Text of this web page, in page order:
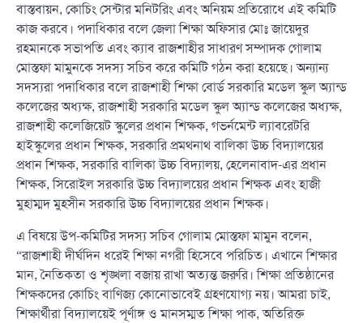
বাস্তবায়ন, কোচিং সেন্টার মনিটরিং এবং অনিয়ম প্রতিরোধে এই কমিটি
কাজ করবে। পদাধিকার বলে জেলা শিক্ষা অফিসার মোঃ জায়েদুর
রহমানকে সভাপতি এবং ক্যাব রাজশাহীর সাধারণ সম্পাদক গোলাম
মোস্তফা মামুনকে সদস্য সচিব করে কমিটি গঠন করা হয়েছে। অন্যান্য
সদস্যরা পদাধিকার বলে রাজশাহী শিক্ষা বোর্ড সরকারি মডেল স্কুল অ্যান্ড
কলেজের অধ্যক্ষ, রাজশাহী সরকারি মডেল স্কুল অ্যান্ড কলেজের অধ্যক্ষ,
রাজশাহী কলেজিয়েট স্কুলের প্রধান শিক্ষক, গভর্নমেন্ট ল্যাবরেটরি
হাইস্কুলের প্রধান শিক্ষক, সরকারি প্রমথনাথ বালিকা উচ্চ বিদ্যালয়ের
প্রধান শিক্ষক, সরকারি বালিকা উচ্চ বিদ্যালয়, হেলেনাবাদ-এর প্রধান
শিক্ষক, সিরোইল সরকারি উচ্চ বিদ্যালয়ের প্রধান শিক্ষক এবং হাজী
মুহাম্মদ মুহসীন সরকারি উচ্চ বিদ্যালয়ের প্রধান শিক্ষক।
এ বিষয়ে উপ-কমিটির সদস্য সচিব গোলাম মোস্তফা মামুন বলেন,
“রাজশাহী দীর্ঘদিন ধরেই শিক্ষা নগরী হিসেবে পরিচিত। এখানে শিক্ষার
মান, নৈতিকতা ও শৃঙ্খলা বজায় রাখা অত্যন্ত জরুরি। শিক্ষা প্রতিষ্ঠানের
শিক্ষকদের কোচিং বাণিজ্য কোনোভাবেই গ্রহণযোগ্য নয়। আমরা চাই,
শিক্ষার্থীরা বিদ্যালয়েই পূর্ণাঙ্গ ও মানসম্মত শিক্ষা পাক, অতিরিক্ত